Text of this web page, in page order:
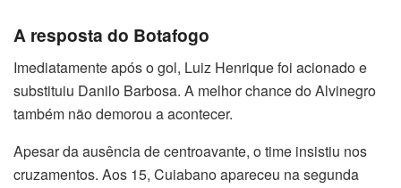
A resposta do Botafogo
Imediatamente após o gol, Luiz Henrique foi acionado e
substituiu Danilo Barbosa. A melhor chance do Alvinegro
também não demorou a acontecer.
Apesar da ausência de centroavante, o time insistiu nos
cruzamentos. Aos 15, Cuiabano apareceu na segunda